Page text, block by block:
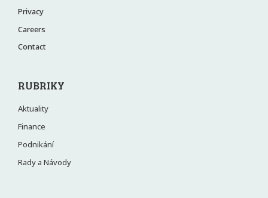
Privacy
Careers
Contact
RUBRIKY
Aktuality
Finance
Podnikání
Rady a Návody